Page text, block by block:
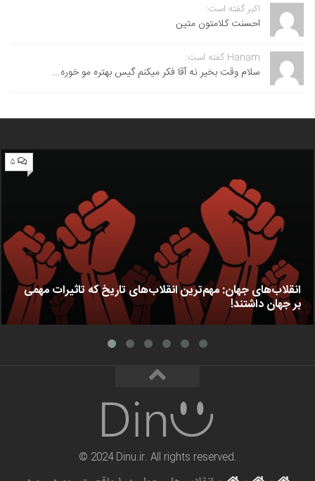
اکبر گفته است:
احسنت ‌کلامتون متین
Hanam گفته است:
سلام وقت بخیر نه آقا فکر میکنم گیس بهتره مو خوره...
۵
انقلاب‌های جهان: مهم‌ترین انقلاب‌های تاریخ که تاثیرات مهمی
بر جهان داشتند!
© 2024 Dinu.ir. All rights reserved.